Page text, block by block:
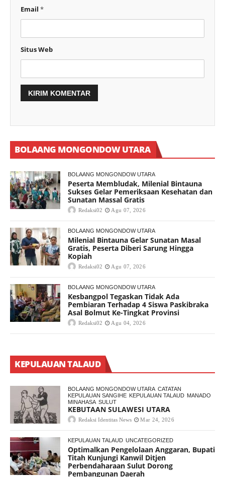
Email *
Situs Web
BOLAANG MONGONDOW UTARA
BOLAANG MONGONDOW UTARA
Peserta Membludak, Milenial Bintauna
Sukses Gelar Pemeriksaan Kesehatan dan
Sunatan Massal Gratis
Redaksi02 Agu 07, 2026
BOLAANG MONGONDOW UTARA
Milenial Bintauna Gelar Sunatan Masal
Gratis, Peserta Diberi Sarung Hingga
Kopiah
Redaksi02 Agu 07, 2026
BOLAANG MONGONDOW UTARA
Kesbangpol Tegaskan Tidak Ada
Pembiaran Terhadap 4 Siswa Paskibraka
Asal Bolmut Ke-Tingkat Provinsi
Redaksi02 Agu 04, 2026
KEPULAUAN TALAUD
BOLAANG MONGONDOW UTARA CATATAN
KEPULAUAN SANGIHE KEPULAUAN TALAUD MANADO
MINAHASA SULUT
KEBUTAAN SULAWESI UTARA
Redaksi Identitas News Mar 24, 2026
KEPULAUAN TALAUD UNCATEGORIZED
Optimalkan Pengelolaan Anggaran, Bupati
Titah Kunjungi Kanwil Ditjen
Perbendaharaan Sulut Dorong
Pembangunan Daerah